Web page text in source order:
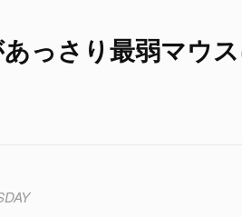
っさり最弱マウ